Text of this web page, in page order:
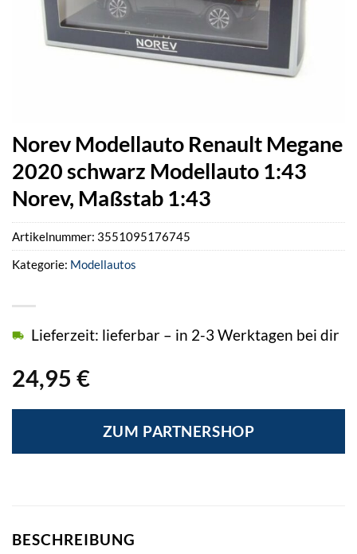
Norev Modellauto Renault Megane
2020 schwarz Modellauto 1:43
Norev, Maßstab 1:43
24,95 €
Lieferzeit: lieferbar – in 2-3 Werktagen bei dir
ZUM PARTNERSHOP
Artikelnummer: 3551095176745
Kategorie: Modellautos
BESCHREIBUNG